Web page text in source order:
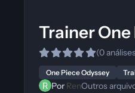
Trainer
(0
One Piece Odyssey
Por RenOutros